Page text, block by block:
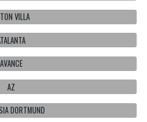
VILLA
AVANCE
AZ
DORTMUND